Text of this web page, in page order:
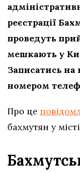
реєстрації
проведуть
мешкають у
Записатись
номером
Про це
бахмутян у